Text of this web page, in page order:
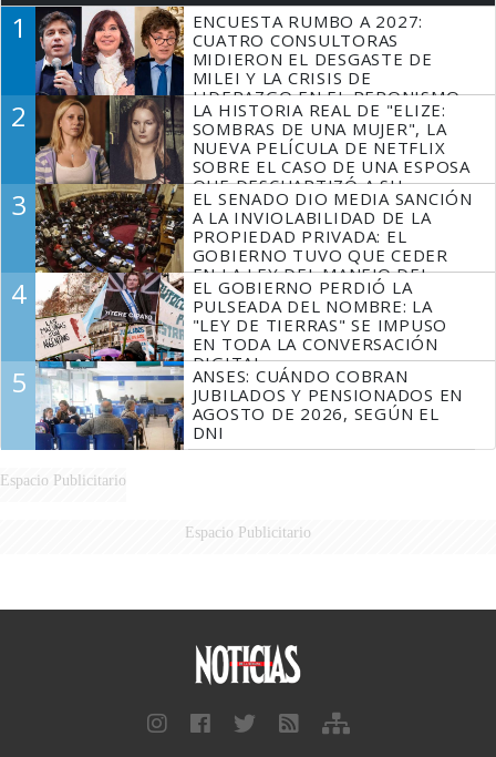
1
ENCUESTA RUMBO A 2027:
CUATRO CONSULTORAS
MIDIERON EL DESGASTE DE
MILEI Y LA CRISIS DE
LIDERAZGO EN EL PERONISMO
2
LA HISTORIA REAL DE "ELIZE:
SOMBRAS DE UNA MUJER", LA
NUEVA PELÍCULA DE NETFLIX
SOBRE EL CASO DE UNA ESPOSA
QUE DESCUARTIZÓ A SU
MARIDO
3
EL SENADO DIO MEDIA SANCIÓN
A LA INVIOLABILIDAD DE LA
PROPIEDAD PRIVADA: EL
GOBIERNO TUVO QUE CEDER
EN LA LEY DEL MANEJO DEL
FUEGO
4
EL GOBIERNO PERDIÓ LA
PULSEADA DEL NOMBRE: LA
"LEY DE TIERRAS" SE IMPUSO
EN TODA LA CONVERSACIÓN
DIGITAL
5
ANSES: CUÁNDO COBRAN
JUBILADOS Y PENSIONADOS EN
AGOSTO DE 2026, SEGÚN EL
DNI
Espacio Publicitario
Espacio Publicitario